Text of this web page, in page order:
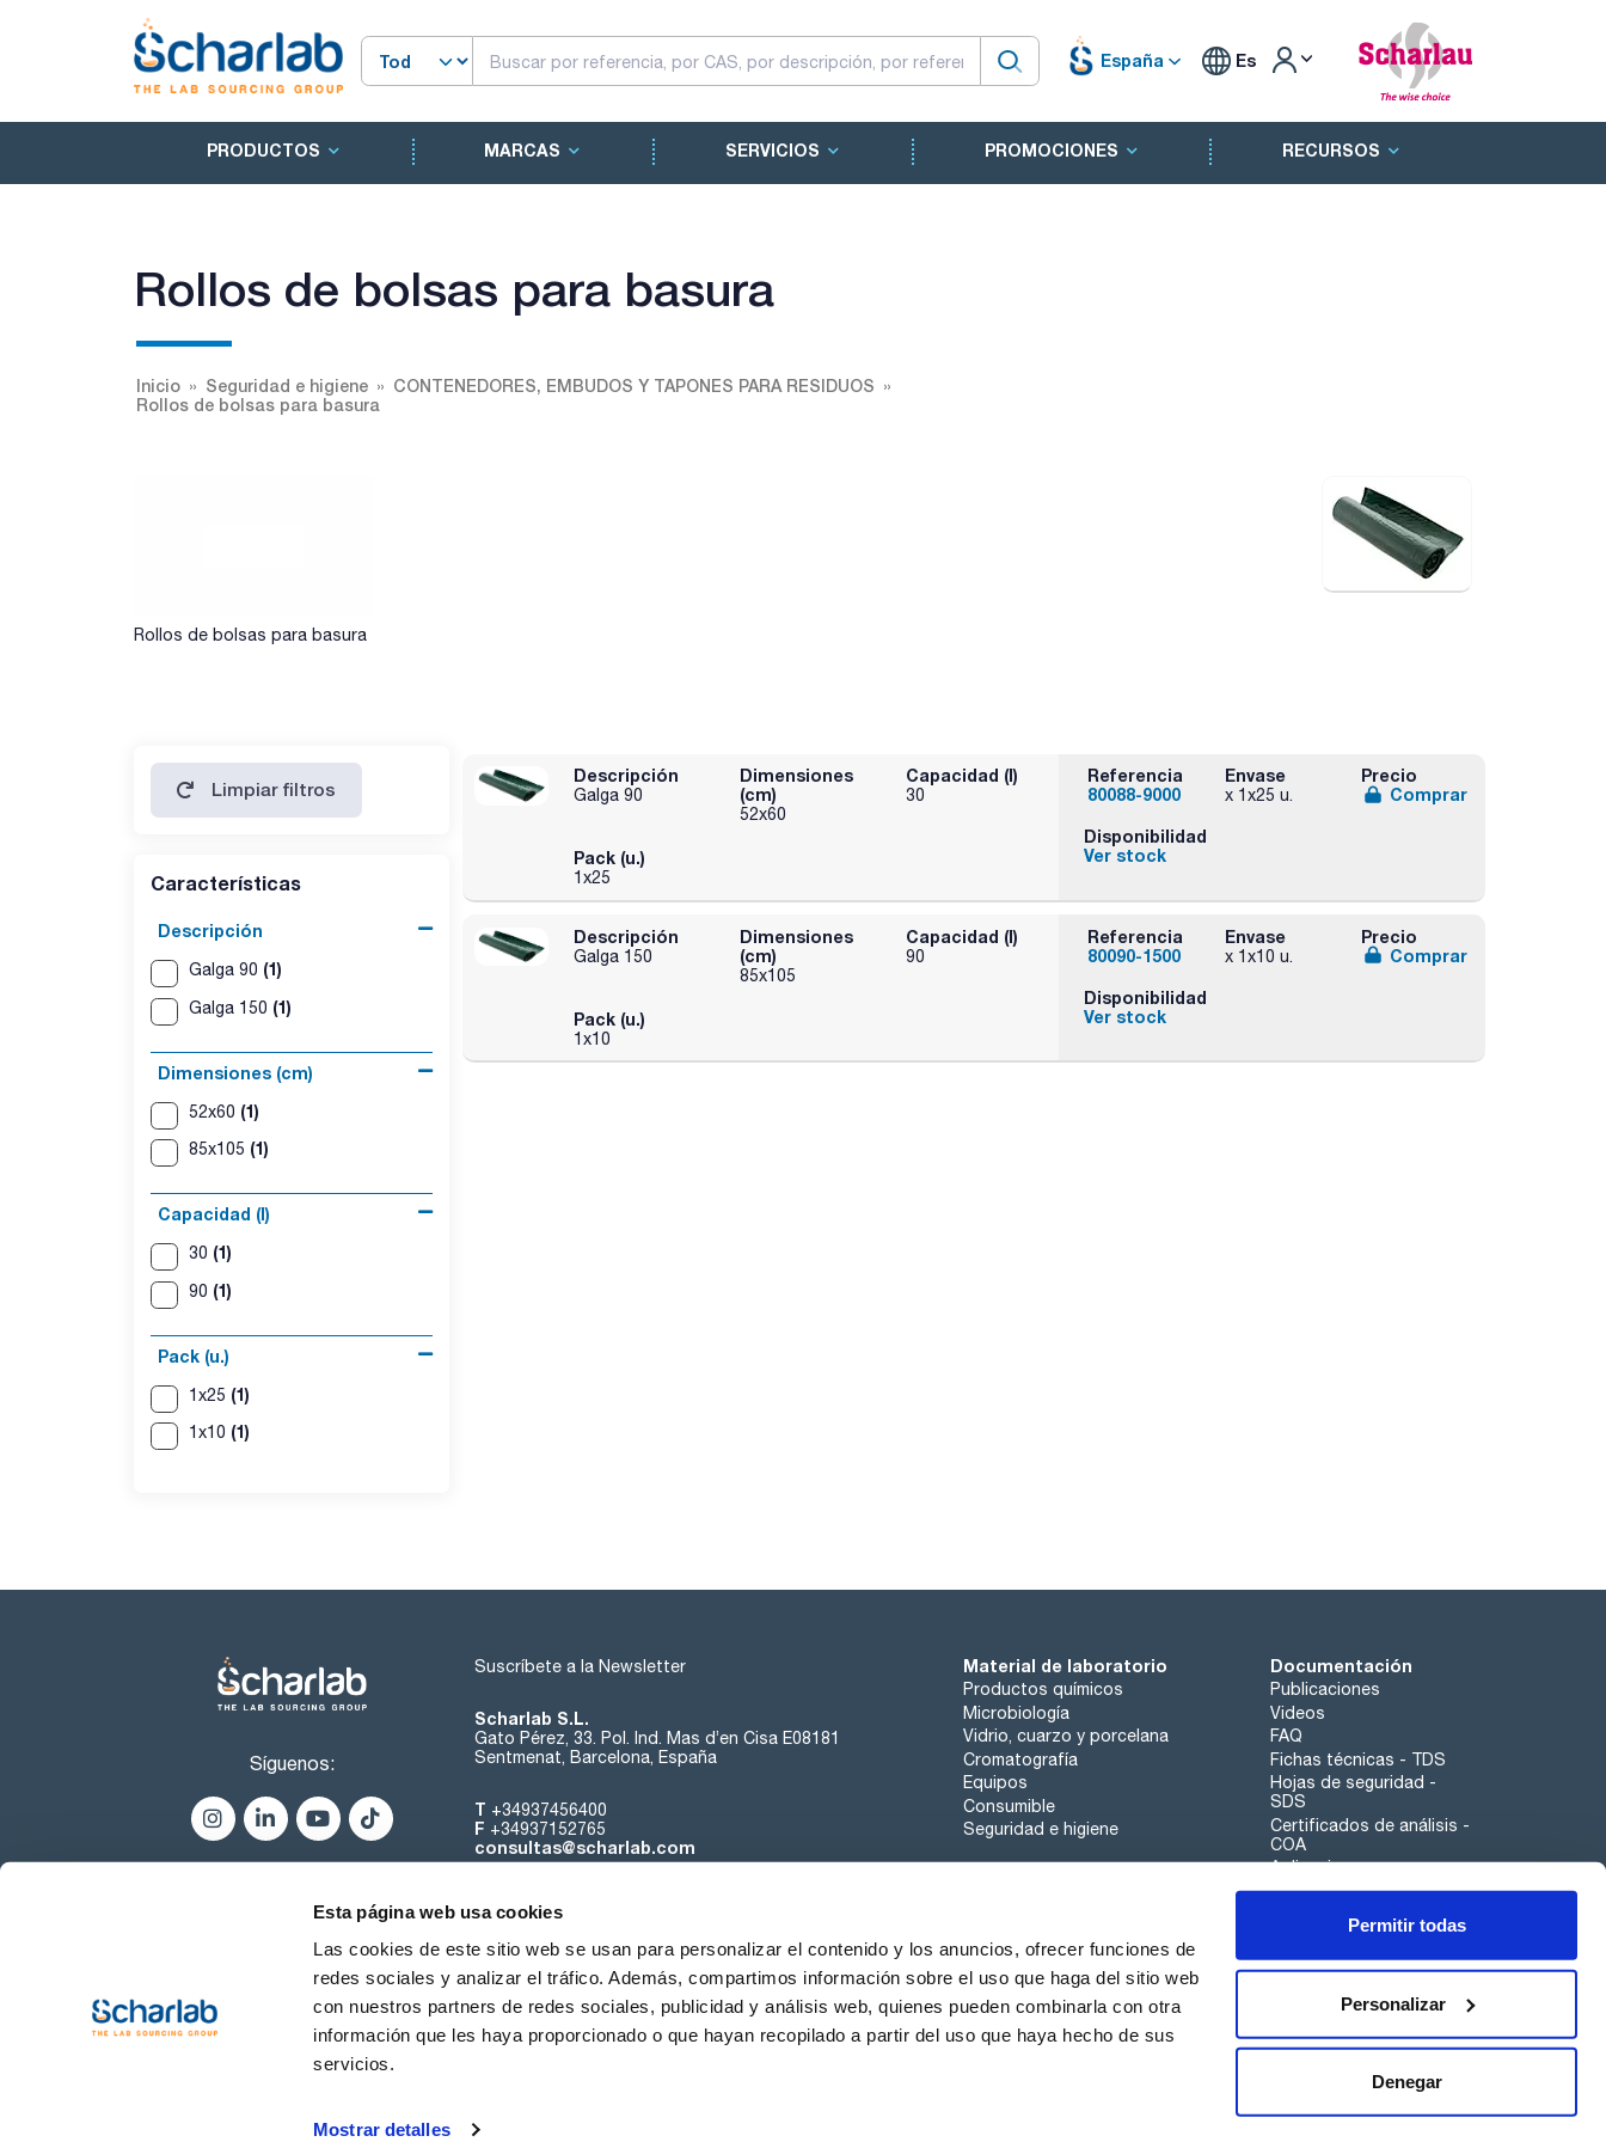
Esta página web usa cookies
Las cookies de este sitio web se usan para personalizar el contenido y los anuncios, ofrecer funciones de
redes sociales y analizar el tráfico. Además, compartimos información sobre el uso que haga del sitio web
con nuestros partners de redes sociales, publicidad y análisis web, quienes pueden combinarla con otra
información que les haya proporcionado o que hayan recopilado a partir del uso que haya hecho de sus
servicios.
Mostrar detalles
Permitir todas
Personalizar
Denegar
España Es
PRODUCTOS MARCAS SERVICIOS PROMOCIONES RECURSOS
Rollos de bolsas para basura
Inicio Seguridad e higiene
CONTENEDORES, EMBUDOS Y TAPONES PARA RESIDUOS
Rollos de bolsas para basura
Rollos de bolsas para basura
Limpiar filtros
Características
Descripción
Galga 90 (1)
Galga 150 (1)
Dimensiones (cm)
52x60 (1)
85x105 (1)
Capacidad (l)
30 (1)
90 (1)
Pack (u.)
1x25 (1)
1x10 (1)
Descripción
Galga 90
Dimensiones
(cm)
52x60
Capacidad (l)
30
Pack (u.)
1x25
Referencia
80088-9000
Envase
x 1x25 u.
Precio
Comprar
Disponibilidad
Ver stock
Descripción
Galga 150
Dimensiones
(cm)
85x105
Capacidad (l)
90
Pack (u.)
1x10
Referencia
80090-1500
Envase
x 1x10 u.
Precio
Comprar
Disponibilidad
Ver stock
Síguenos:
Suscríbete a la Newsletter
Scharlab S.L.
Gato Pérez, 33. Pol. Ind. Mas d’en Cisa E08181
Sentmenat, Barcelona, España
T +34937456400
F +34937152765
consultas@scharlab.com
Material de laboratorio
Productos químicos
Microbiología
Vidrio, cuarzo y porcelana
Cromatografía
Equipos
Consumible
Seguridad e higiene
Documentación
Publicaciones
Videos
FAQ
Fichas técnicas - TDS
Hojas de seguridad -
SDS
Certificados de análisis -
COA
Aplicaciones
Tabla Periódica
Canal de denuncias
Sobre nosotros Contacta Noticias Trabaja con nosotros
Condiciones de uso